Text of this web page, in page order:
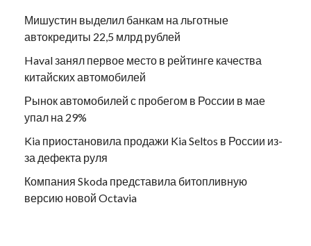
Мишустин выделил банкам на льготные
автокредиты 22,5 млрд рублей
Haval занял первое место в рейтинге качества
китайских автомобилей
Рынок автомобилей с пробегом в России в мае
упал на 29%
Kia приостановила продажи Kia Seltos в России из-
за дефекта руля
Компания Skoda представила битопливную
версию новой Octavia